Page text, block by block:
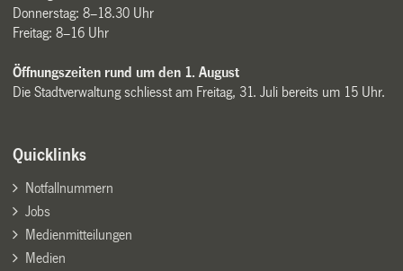
Donnerstag: 8–18.30 Uhr
Freitag: 8–16 Uhr
Öffnungszeiten rund um den 1. August
Die Stadtverwaltung schliesst am Freitag, 31. Juli bereits um 15 Uhr.
Quicklinks
Notfallnummern
Jobs
Medienmitteilungen
Medien